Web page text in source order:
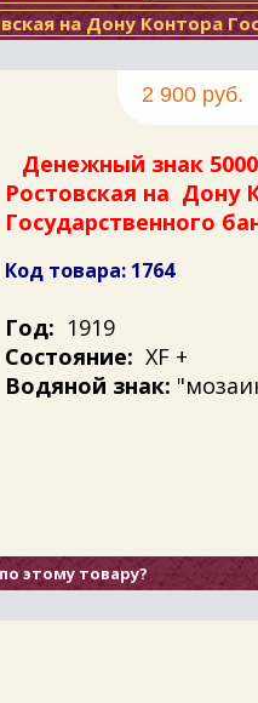
на Дону Контора
2 900 руб.
Денежный знак
Ростовская на Дону
Государственного
Код товара: 1764
Год: 1919
Состояние: XF +
Водяной знак:
этому товару?